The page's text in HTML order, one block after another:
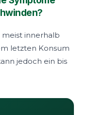
innerhalb
letzten Konsum
jedoch ein bis